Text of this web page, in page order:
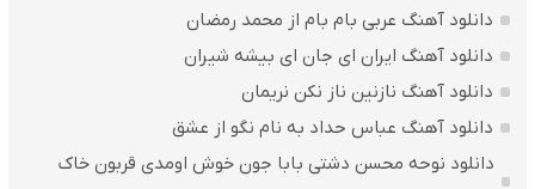
دانلود آهنگ عربی بام بام از محمد رمضان
دانلود آهنگ ایران ای جان ای بیشه شیران
دانلود آهنگ نازنین ناز نکن نریمان
دانلود آهنگ عباس حداد به نام نگو از عشق
دانلود نوحه محسن دشتی بابا جون خوش اومدی قربون خاک